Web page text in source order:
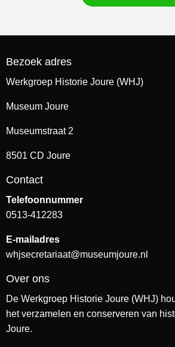
Bezoek adres
Werkgroep Historie Joure (WHJ)
Museum Joure
Museumstraat 2
8501 CD Joure
Contact
Telefoonnummer
0513-412283
E-mailadres
whjsecretariaat@museumjoure.nl
Over ons
De Werkgroep Historie Joure (WHJ)
het verzamelen en conserveren van
Joure.